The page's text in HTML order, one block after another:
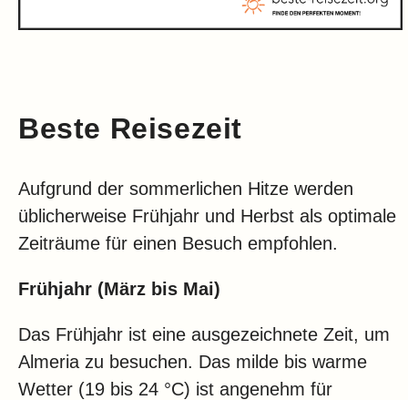
Beste Reisezeit
Aufgrund der sommerlichen Hitze werden
üblicherweise Frühjahr und Herbst als optimale
Zeiträume für einen Besuch empfohlen.
Frühjahr (März bis Mai)
Das Frühjahr ist eine ausgezeichnete Zeit, um
Almeria zu besuchen. Das milde bis warme
Wetter (19 bis 24 °C) ist angenehm für